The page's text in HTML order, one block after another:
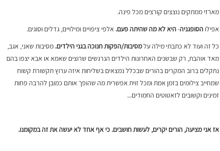
מארזי ממתקים נוצצים קורצים מכל פינה.
אפילו הסופגניה-היא לא מה שהיתה פעם. אלפי ציפויים ומילויים, גדלים וסוגים.
כל זה ועוד לא כתבתי מילה עלמסיבות/הפקות חנוכה בגני הילדים. מסיבות שאני, אגב,
מאד אוהבת, רק שבשנים האחרונות הילדים הנרגשים שרוצים שאמא או אבא יצפו בהם
נתקלים ברוב המקרים בהורים שבכלל נמצאים בשליחות איזה ערוץ תקשורת קשוח
שמחייב צילומים בזמן אמת ומכל זוית אפשרית מה שהופך אותם כמובן להרבה פחות
זמינים וקשובים לזאטוטים החמודים...
אז אני מציעה, הורים יקרים, לעשות חושבים. כי אף אחד לא יעשה את זה במקומנו.